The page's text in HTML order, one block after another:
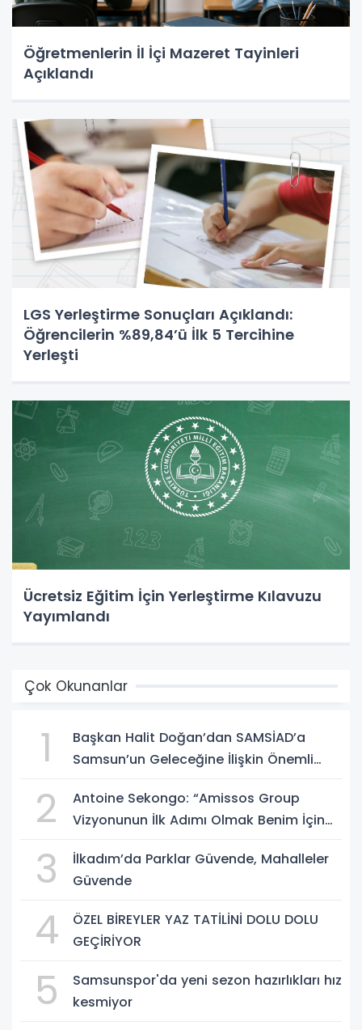
Öğretmenlerin İl İçi Mazeret Tayinleri
Açıklandı
LGS Yerleştirme Sonuçları Açıklandı:
Öğrencilerin %89,84’ü İlk 5 Tercihine
Yerleşti
Ücretsiz Eğitim İçin Yerleştirme Kılavuzu
Yayımlandı
Çok Okunanlar
1
Başkan Halit Doğan’dan SAMSİAD’a
Samsun’un Geleceğine İlişkin Önemli
2
Antoine Sekongo: “Amissos Group
Vizyonunun İlk Adımı Olmak Benim İçin
3
İlkadım’da Parklar Güvende, Mahalleler
Güvende
4
ÖZEL BİREYLER YAZ TATİLİNİ DOLU DOLU
GEÇİRİYOR
5
Samsunspor'da yeni sezon hazırlıkları hız
kesmiyor